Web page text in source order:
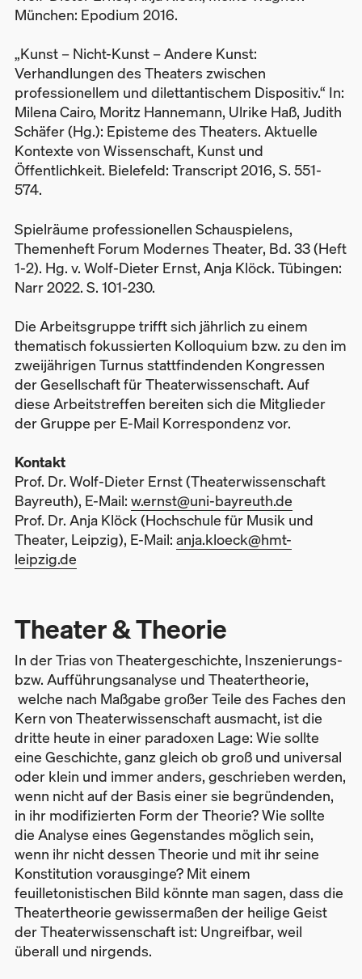
München: Epodium 2016.
„Kunst – Nicht-Kunst – Andere Kunst:
Verhandlungen des Theaters zwischen
professionellem und dilettantischem Dispositiv.“ In:
Milena Cairo, Moritz Hannemann, Ulrike Haß, Judith
Schäfer (Hg.): Episteme des Theaters. Aktuelle
Kontexte von Wissenschaft, Kunst und
Öffentlichkeit. Bielefeld: Transcript 2016, S. 551-
574.
Spielräume professionellen Schauspielens,
Themenheft Forum Modernes Theater, Bd. 33 (Heft
1-2). Hg. v. Wolf-Dieter Ernst, Anja Klöck. Tübingen:
Narr 2022. S. 101-230.
Die Arbeitsgruppe trifft sich jährlich zu einem
thematisch fokussierten Kolloquium bzw. zu den im
zweijährigen Turnus stattfindenden Kongressen
der Gesellschaft für Theaterwissenschaft. Auf
diese Arbeitstreffen bereiten sich die Mitglieder
der Gruppe per E-Mail Korrespondenz vor.
Kontakt
Prof. Dr. Wolf-Dieter Ernst (Theaterwissenschaft
Bayreuth), E-Mail:w.ernst@uni-bayreuth.de
Prof. Dr. Anja Klöck (Hochschule für Musik und
Theater, Leipzig), E-Mail:anja.kloeck@hmt-
leipzig.de
Theater & Theorie
In der Trias von Theatergeschichte, Inszenierungs-
bzw. Aufführungsanalyse und Theatertheorie,
welche nach Maßgabe großer Teile des Faches den
Kern von Theaterwissenschaft ausmacht, ist die
dritte heute in einer paradoxen Lage: Wie sollte
eine Geschichte, ganz gleich ob groß und universal
oder klein und immer anders, geschrieben werden,
wenn nicht auf der Basis einer sie begründenden,
in ihr modifizierten Form der Theorie? Wie sollte
die Analyse eines Gegenstandes möglich sein,
wenn ihr nicht dessen Theorie und mit ihr seine
Konstitution vorausginge? Mit einem
feuilletonistischen Bild könnte man sagen, dass die
Theatertheorie gewissermaßen der heilige Geist
der Theaterwissenschaft ist: Ungreifbar, weil
überall und nirgends.